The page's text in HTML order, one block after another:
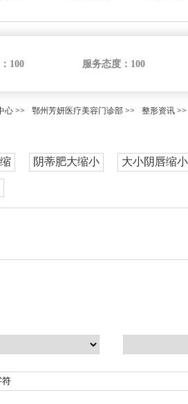
100 服务态度： 100
心 >> 鄂州芳妍医疗美容门诊部 >> 整形资讯 >>
阴蒂肥大缩小 大小阴唇缩小